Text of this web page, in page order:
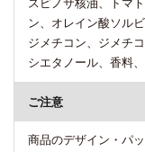
スピノサ核油、トマ
ン、オレイン酸ソル
ジメチコン、ジメチ
シエタノール、香料
ご注意
商品のデザイン・パ